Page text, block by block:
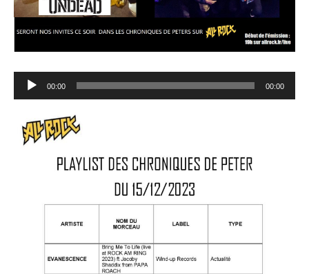
Lecteur
audio
00:00 00:00